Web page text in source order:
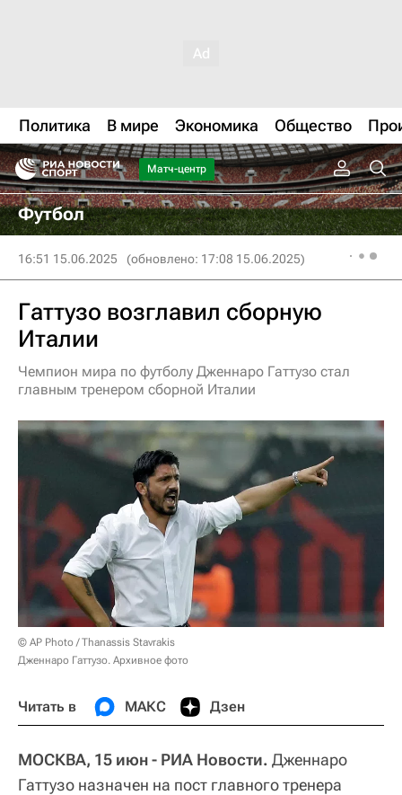
Политика В мире Экономика Общество
Матч-центр
Футбол
16:51 15.06.2025 (обновлено: 17:08 15.06.2025)
Гаттузо возглавил сборную
Италии
Чемпион мира по футболу Дженнаро Гаттузо стал
главным тренером сборной Италии
© AP Photo / Thanassis Stavrakis
Дженнаро Гаттузо. Архивное фото
Читать в МАКС Дзен
МОСКВА, 15 июн - РИА Новости. Дженнаро
Гаттузо назначен на пост главного тренера